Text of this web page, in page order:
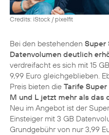
Credits: iStock / pixelfit
Bei den bestehenden Super
Datenvolumen deutlich
verdreifacht es sich mit 15
9,99 Euro gleichgeblieben.
Preis bieten die Tarife
M und L jetzt mehr als das
Neu im Angebot ist der
Einsteiger mit 3 GB
Grundgebühr von nur 3,99